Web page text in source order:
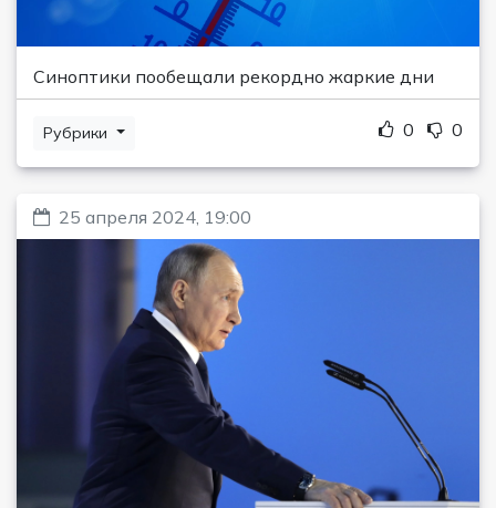
Синоптики пообещали рекордно жаркие дни
Рубрики 0 0
25 апреля 2024, 19:00